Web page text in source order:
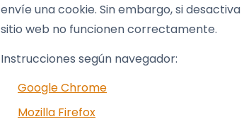
envíe una cookie. Sin embargo, si
sitio web no funcionen correctamente.
Instrucciones según navegador:
Google Chrome
Mozilla Firefox